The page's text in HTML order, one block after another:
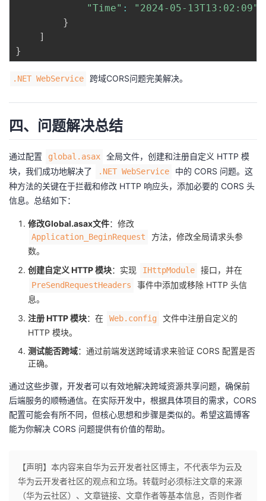
"Time" :
"2024-05-13T13:02:09"
}
]
}
.NET WebService 跨域CORS问题完美解决。
四、问题解决总结
通过配置 global.asax
全局文件，创建和注册自定义 HTTP 模
块，我们成功地解决了
.NET WebService
中的 CORS 问题。这
种方法的关键在于拦截和修改 HTTP 响应头，添加必要的 CORS 头
信息。总结如下：
修改Global.asax文件：修改
Application_BeginRequest
方法，修改全局请求头参
数。
创建自定义 HTTP 模块：实现 IHttpModule 接口，并在
PreSendRequestHeaders
事件中添加或移除 HTTP 头信
息。
注册 HTTP 模块：在 Web.config
文件中注册自定义的
HTTP 模块。
测试能否跨域：通过前端发送跨域请求来验证 CORS 配置是否
正确。
通过这些步骤，开发者可以有效地解决跨域资源共享问题，确保前
后端服务的顺畅通信。在实际开发中，根据具体项目的需求，CORS
配置可能会有所不同，但核心思想和步骤是类似的。希望这篇博客
能为你解决 CORS 问题提供有价值的帮助。
【声明】本内容来自华为云开发者社区博主，不代表华为云及
华为云开发者社区的观点和立场。转载时必须标注文章的来源
（华为云社区）、文章链接、文章作者等基本信息，否则作者